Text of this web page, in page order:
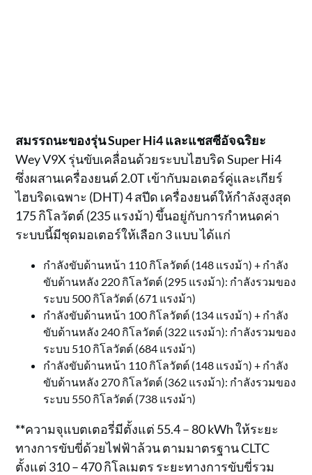
สมรรถนะของรุ่น Super Hi4 และแชสซีอัจฉริยะ
Wey V9X รุ่นขับเคลื่อนด้วยระบบไฮบริด Super Hi4
ซึ่งผสานเครื่องยนต์ 2.0T เข้ากับมอเตอร์คู่และเกียร์
ไฮบริดเฉพาะ (DHT) 4 สปีด เครื่องยนต์ให้กำลังสูงสุด
175 กิโลวัตต์ (235 แรงม้า) ขึ้นอยู่กับการกำหนดค่า
ระบบนี้มีชุดมอเตอร์ให้เลือก 3 แบบ ได้แก่
กำลังขับด้านหน้า 110 กิโลวัตต์ (148 แรงม้า) + กำลัง
ขับด้านหลัง 220 กิโลวัตต์ (295 แรงม้า): กำลังรวมของ
ระบบ 500 กิโลวัตต์ (671 แรงม้า)
กำลังขับด้านหน้า 100 กิโลวัตต์ (134 แรงม้า) + กำลัง
ขับด้านหลัง 240 กิโลวัตต์ (322 แรงม้า): กำลังรวมของ
ระบบ 510 กิโลวัตต์ (684 แรงม้า)
กำลังขับด้านหน้า 110 กิโลวัตต์ (148 แรงม้า) + กำลัง
ขับด้านหลัง 270 กิโลวัตต์ (362 แรงม้า): กำลังรวมของ
ระบบ 550 กิโลวัตต์ (738 แรงม้า)
**ความจุแบตเตอรี่มีตั้งแต่ 55.4 – 80 kWh ให้ระยะ
ทางการขับขี่ด้วยไฟฟ้าล้วน ตามมาตรฐาน CLTC
ตั้งแต่ 310 – 470 กิโลเมตร ระยะทางการขับขี่รวม